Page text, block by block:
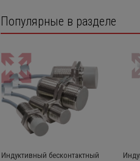
Популярные в разделе
Индуктивный бесконтактный